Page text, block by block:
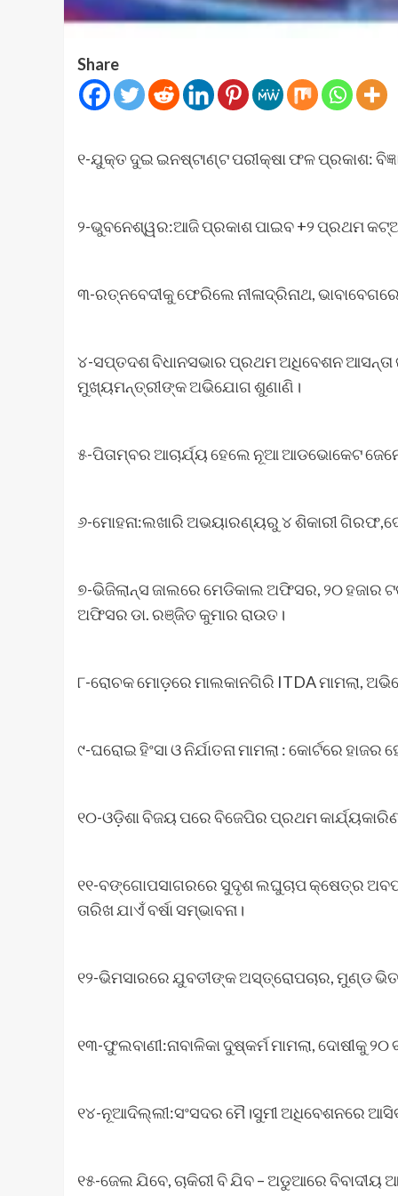
Share
୧-ଯୁକ୍ତ ଦୁଇ ଇନଷ୍ଟାଣ୍ଟ ପରୀକ୍ଷା ଫଳ ପ୍ରକାଶ:
୨-ଭୁବନେଶ୍ୱର:ଆଜି ପ୍ରକାଶ ପାଇବ +୨ ପ୍ରଥମ
୩-ରତ୍ନବେଦୀକୁ ଫେରିଲେ ନୀଳାଦ୍ରିନାଥ,
୪-ସପ୍ତଦଶ ବିଧାନସଭାର ପ୍ରଥମ ଅଧିବେଶନ ଆସନ୍ତା
ମୁଖ୍ୟମନ୍ତ୍ରୀଙ୍କ ଅଭିଯୋଗ ଶୁଣାଣି।
୫-ପିତାମ୍ବର ଆଚାର୍ଯ୍ୟ ହେଲେ ନୂଆ ଆଡଭୋକେଟ
୬-ମୋହନା:ଲଖାରି ଅଭୟାରଣ୍ୟରୁ ୪ ଶିକାରୀ
୭-ଭିଜିଲାନ୍ସ ଜାଲରେ ମେଡିକାଲ ଅଫିସର, ୨୦ ହଜାର
ଅଫିସର ଡା. ରଞ୍ଜିତ କୁମାର ରାଉତ।
୮-ରୋଚକ ମୋଡ଼ରେ ମାଲକାନଗିରି ITDA ମାମଲା,
୯-ଘରୋଇ ହିଂସା ଓ ନିର୍ଯାତନା ମାମଲା : କୋର୍ଟରେ
୧୦-ଓଡ଼ିଶା ବିଜୟ ପରେ ବିଜେପିର ପ୍ରଥମ
୧୧-ବଙ୍ଗୋପସାଗରରେ ସୁଦୃଶ ଲଘୁଚାପ କ୍ଷେତ୍ର
ତାରିଖ ଯାଏଁ ବର୍ଷା ସମ୍ଭାବନା।
୧୨-ଭିମସାରରେ ଯୁବତୀଙ୍କ ଅସ୍ତ୍ରୋପଚାର, ମୁଣ୍ଡ
୧୩-ଫୁଲବାଣୀ:ନାବାଳିକା ଦୁଷ୍କର୍ମ ମାମଲା, ଦୋଷୀକୁ ୨୦
୧୪-ନୂଆଦିଲ୍ଲୀ:ସଂସଦର ମୈ।ସୁମୀ ଅଧିବେଶନରେ
୧୫-ଜେଲ ଯିବେ, ଚାକିରୀ ବି ଯିବ – ଅଡୁଆରେ